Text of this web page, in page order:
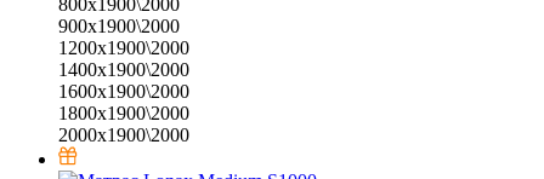
800х1900\2000
900х1900\2000
1200х1900\2000
1400х1900\2000
1600х1900\2000
1800х1900\2000
2000х1900\2000